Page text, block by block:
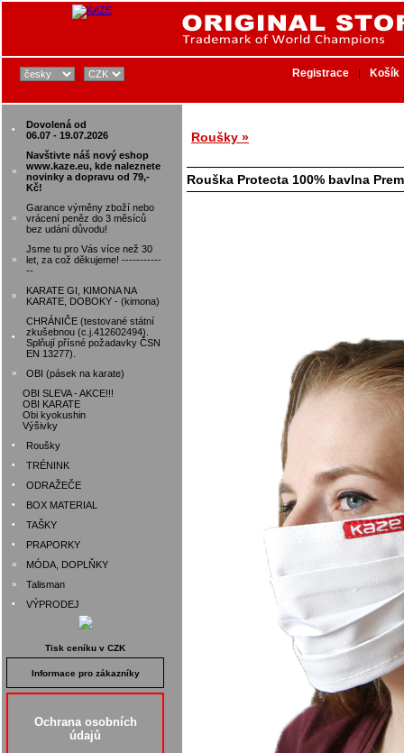
•
Dovolená od
06.07 - 19.07.2026
»
Navštivte náš nový eshop
www.kaze.eu, kde naleznete
novinky a dopravu od 79,-
Kč!
»
Garance výměny zboží nebo
vrácení peněz do 3 měsíců
bez udání důvodu!
»
Jsme tu pro Vás více než 30
let, za což děkujeme! -----------
--
»
KARATE GI, KIMONA NA
KARATE, DOBOKY - (kimona)
•
CHRÁNIČE (testované státní
zkušebnou (c.j.412602494).
Splňují přísné požadavky ČSN
EN 13277).
»
OBI (pásek na karate)
OBI SLEVA - AKCE!!!
OBI KARATE
Obi kyokushin
Výšivky
• Roušky
• TRÉNINK
• ODRAŽEČE
• BOX MATERIAL
• TAŠKY
• PRAPORKY
» MÓDA, DOPLŇKY
» Talisman
• VÝPRODEJ
Tisk ceníku v CZK
Informace pro zákazníky
Ochrana osobních
údajů
Registrace | Košík
Roušky »
Rouška Protecta 100% bavlna